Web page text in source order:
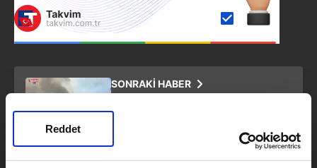
Reddet
SONRAKİ HABER